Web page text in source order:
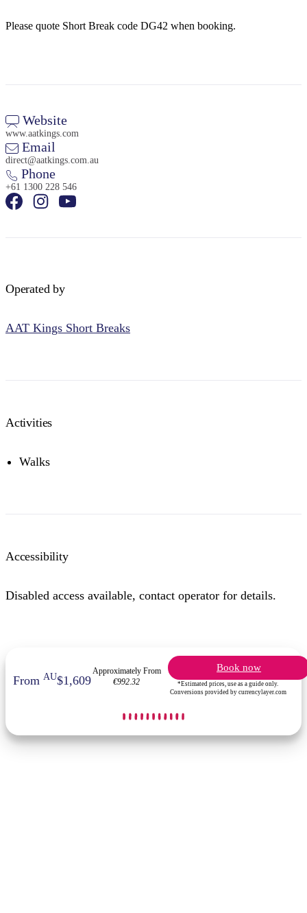
up
Please quote Short Break code DG42 when booking.
Website
www.aatkings.com
Email
direct@aatkings.com.au
Phone
+61 1300 228 546
Operated by
AAT Kings Short Breaks
Activities
Walks
Accessibility
Disabled access available, contact operator for details.
FromAU$1,609
Approximately From
€992.32
Book now
*Estimated prices, use as a guide only.
Conversions provided by currencylayer.com